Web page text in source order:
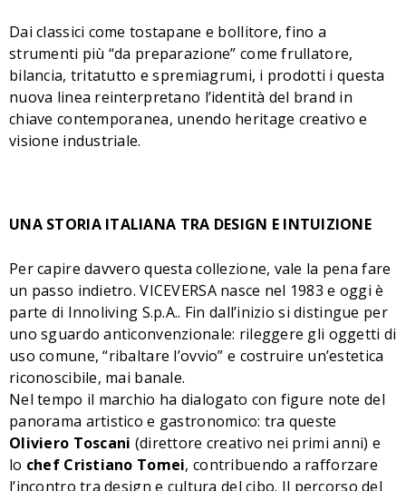
Dai classici come tostapane e bollitore, fino a
strumenti più “da preparazione” come frullatore,
bilancia, tritatutto e spremiagrumi, i prodotti i questa
nuova linea reinterpretano l’identità del brand in
chiave contemporanea, unendo heritage creativo e
visione industriale.
UNA STORIA ITALIANA TRA DESIGN E INTUIZIONE
Per capire davvero questa collezione, vale la pena fare
un passo indietro. VICEVERSA nasce nel 1983 e oggi è
parte di Innoliving S.p.A.. Fin dall’inizio si distingue per
uno sguardo anticonvenzionale: rileggere gli oggetti di
uso comune, “ribaltare l’ovvio” e costruire un’estetica
riconoscibile, mai banale.
Nel tempo il marchio ha dialogato con figure note del
panorama artistico e gastronomico: tra queste
Oliviero Toscani (direttore creativo nei primi anni) e
lo chef Cristiano Tomei, contribuendo a rafforzare
l’incontro tra design e cultura del cibo. Il percorso del